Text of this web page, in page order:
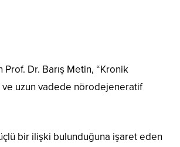
Dr. Barış Metin, “Kronik
ve uzun vadede nörodejeneratif
bir ilişki bulunduğuna işaret eden